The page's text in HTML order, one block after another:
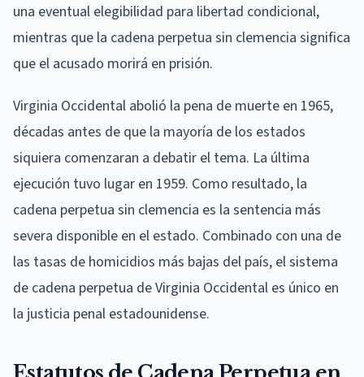
una eventual elegibilidad para libertad condicional,
mientras que la cadena perpetua sin clemencia significa
que el acusado morirá en prisión.
Virginia Occidental abolió la pena de muerte en 1965,
décadas antes de que la mayoría de los estados
siquiera comenzaran a debatir el tema. La última
ejecución tuvo lugar en 1959. Como resultado, la
cadena perpetua sin clemencia es la sentencia más
severa disponible en el estado. Combinado con una de
las tasas de homicidios más bajas del país, el sistema
de cadena perpetua de Virginia Occidental es único en
la justicia penal estadounidense.